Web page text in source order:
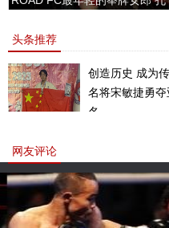
头条推荐
创造历史 成为
名将宋敏捷勇
名。
网友评论